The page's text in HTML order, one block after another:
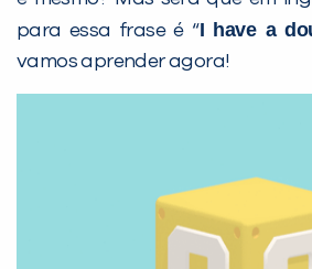
para essa frase é “I have a
vamos aprender agora!
PEÇA UMA DEMONSTRAÇÃO